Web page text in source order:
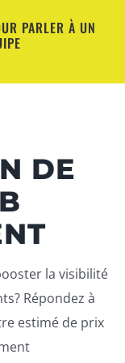
PARLER À UN
DE
la visibilité
Répondez à
estimé de prix